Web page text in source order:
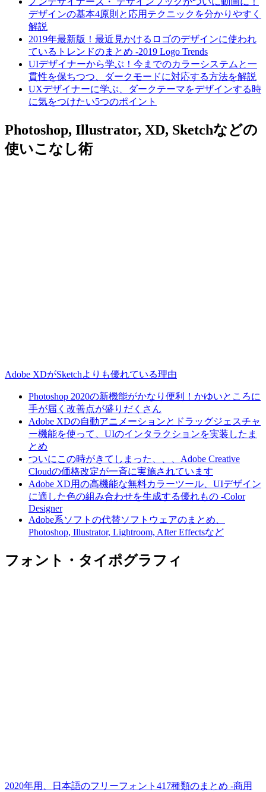
デザインの基本4原則と応用テクニックを分かりやすく
解説
2019年最新版！最近見かけるロゴのデザインに使われ
ているトレンドのまとめ -2019 Logo Trends
UIデザイナーから学ぶ！今までのカラーシステムと一
貫性を保ちつつ、ダークモードに対応する方法を解説
UXデザイナーに学ぶ、ダークテーマをデザインする時
に気をつけたい5つのポイント
Photoshop, Illustrator, XD, Sketchなどの
使いこなし術
Adobe XDがSketchよりも優れている理由
Photoshop 2020の新機能がかなり便利！かゆいところに
手が届く改善点が盛りだくさん
Adobe XDの自動アニメーションとドラッグジェスチャ
ー機能を使って、UIのインタラクションを実装したま
とめ
ついにこの時がきてしまった、、、Adobe Creative
Cloudの価格改定が一斉に実施されています
Adobe XD用の高機能な無料カラーツール、UIデザイン
に適した色の組み合わせを生成する優れもの -Color
Designer
Adobe系ソフトの代替ソフトウェアのまとめ、
Photoshop, Illustrator, Lightroom, After Effectsなど
フォント・タイポグラフィ
2020年用、日本語のフリーフォント417種類のまとめ -商用